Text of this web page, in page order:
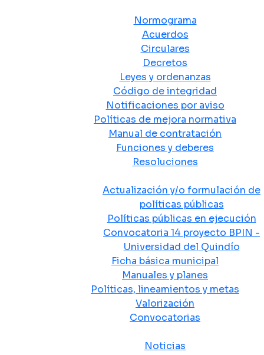
Normograma
Acuerdos
Circulares
Decretos
Leyes y ordenanzas
Código de integridad
Notificaciones por aviso
Políticas de mejora normativa
Manual de contratación
Funciones y deberes
Resoluciones
Actualización y/o formulación de
políticas públicas
Políticas públicas en ejecución
Convocatoria 14 proyecto BPIN -
Universidad del Quindío
Ficha básica municipal
Manuales y planes
Políticas, lineamientos y metas
Valorización
Convocatorias
Noticias